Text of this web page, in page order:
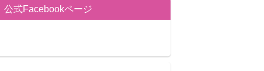
公式Facebookページ